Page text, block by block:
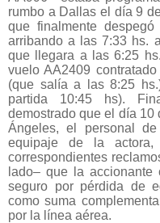
rumbo a Dallas el día 9
que finalmente
arribando a las 7:33 hs.
que llegara a las 6:25
vuelo AA2409
(que salía a las 8:25
partida 10:45 hs).
demostrado que el día 10
Ángeles, el personal
equipaje de la
correspondientes
lado– que la accionante
seguro por pérdida de
como suma
por la línea aérea.